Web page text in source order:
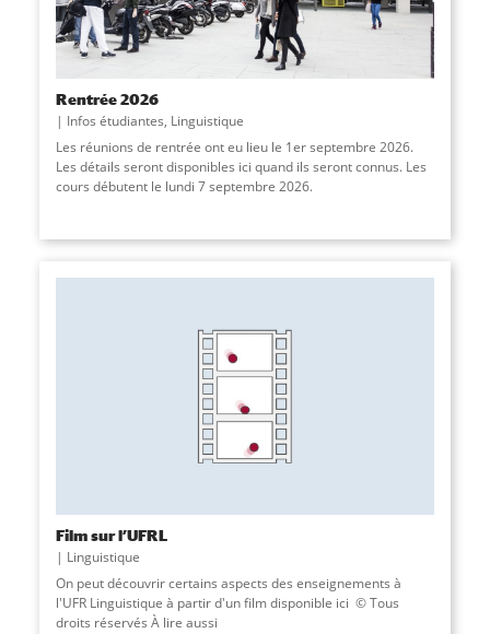
Rentrée 2026
Infos étudiantes, Linguistique
Les réunions de rentrée ont eu lieu le 1er septembre 2026.
Les détails seront disponibles ici quand ils seront connus. Les
cours débutent le lundi 7 septembre 2026.
Film sur l’UFRL
Linguistique
On peut découvrir certains aspects des enseignements à
l'UFR Linguistique à partir d'un film disponible ici © Tous
droits réservés À lire aussi